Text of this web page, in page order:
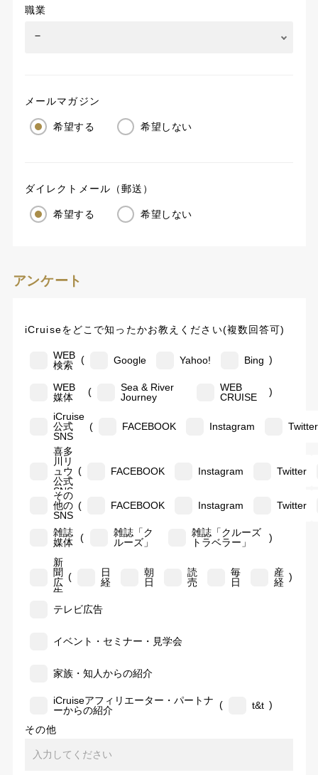
職業
メールマガジン
希望する 希望しない
ダイレクトメール（郵送）
希望する 希望しない
アンケート
iCruiseをどこで知ったかお教えください(複数回答可)
WEB
検索
( Google Yahoo! Bing )
WEB
媒体
(
Sea & River
Journey
WEB
CRUISE
)
iCruise
公式
SNS
( FACEBOOK Instagram Twitter
喜多
川リ
ュウ
公式
SNS
( FACEBOOK Instagram Twitter
その
他の
SNS
( FACEBOOK Instagram Twitter
雑誌
媒体
(
雑誌「ク
ルーズ」
雑誌「クルーズ
トラベラー」
)
新
聞
広
告
(
日
経
朝
日
読
売
毎
日
産
経 )
テレビ広告
イベント・セミナー・見学会
家族・知人からの紹介
iCruiseアフィリエーター・パートナ
ーからの紹介
( t&t )
その他